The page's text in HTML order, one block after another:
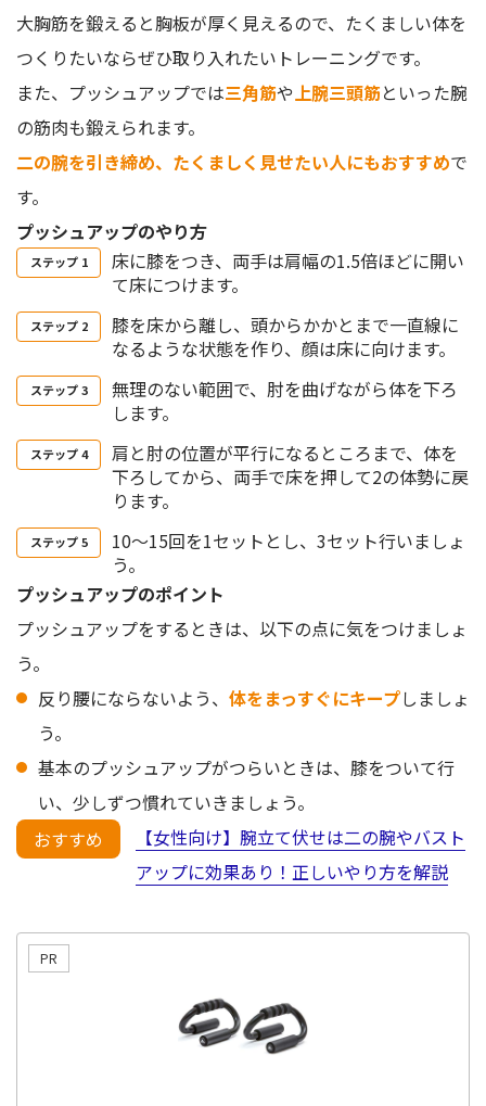
大胸筋を鍛えると胸板が厚く見えるので、たくましい体を
つくりたいならぜひ取り入れたいトレーニングです。
また、プッシュアップでは三角筋や 上腕三頭筋といった腕
の筋肉も鍛えられます。
二の腕を引き締め、たくましく見せたい人にもおすすめで
す。
プッシュアップのやり方
床に膝をつき、両手は肩幅の1.5倍ほどに開い
て床につけます。
膝を床から離し、頭からかかとまで一直線に
なるような状態を作り、顔は床に向けます。
無理のない範囲で、肘を曲げながら体を下ろ
します。
肩と肘の位置が平行になるところまで、体を
下ろしてから、両手で床を押して2の体勢に戻
ります。
10〜15回を1セットとし、3セット行いましょ
う。
プッシュアップのポイント
プッシュアップをするときは、以下の点に気をつけましょ
う。
反り腰にならないよう、 体をまっすぐにキープしましょ
う。
基本のプッシュアップがつらいときは、膝をついて行
い、少しずつ慣れていきましょう。
おすすめ
【女性向け】腕立て伏せは二の腕やバスト
アップに効果あり！正しいやり方を解説